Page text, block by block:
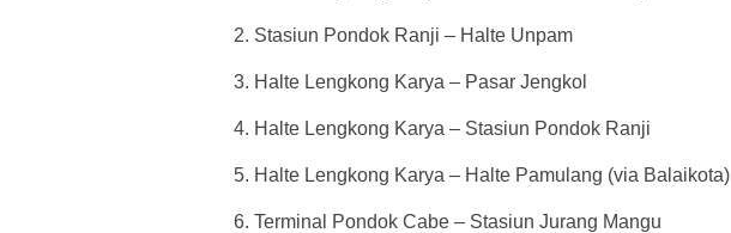
2. Stasiun Pondok Ranji – Halte Unpam
3. Halte Lengkong Karya – Pasar Jengkol
4. Halte Lengkong Karya – Stasiun Pondok Ranji
5. Halte Lengkong Karya – Halte Pamulang (via Balaikota)
6. Terminal Pondok Cabe – Stasiun Jurang Mangu